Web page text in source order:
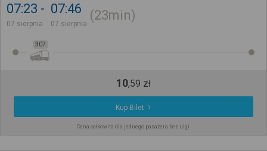
07:23
07 sierpnia
07:46
07 sierpnia
23min
307
10,59 zł
Kup Bilet
Cena całkowita dla jednego pasażera bez ulgi